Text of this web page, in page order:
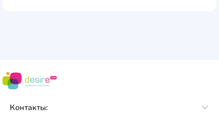
Контакты: